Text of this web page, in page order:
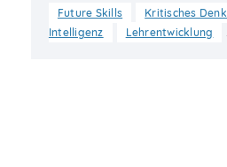
Future Skills Kritisches
Intelligenz
Lehrentwicklung